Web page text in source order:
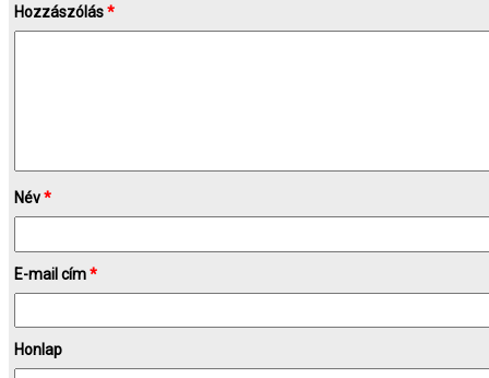
Hozzászólás*
Név*
E-mail cím*
Honlap